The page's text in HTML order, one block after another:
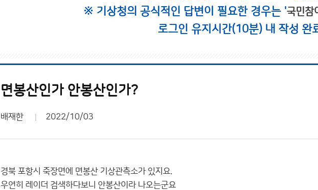
※ 기상청의 공식적인 답변이 필요한 경우는 '국민참
로그인 유지시간(10분) 내 작성 완
면봉산인가 안봉산인가?
배재한 2022/10/03
경북 포항시 죽장면에 면봉산 기상관측소가 있지요.
우연히 레이더 검색하다보니 안봉산이라 나오는군요